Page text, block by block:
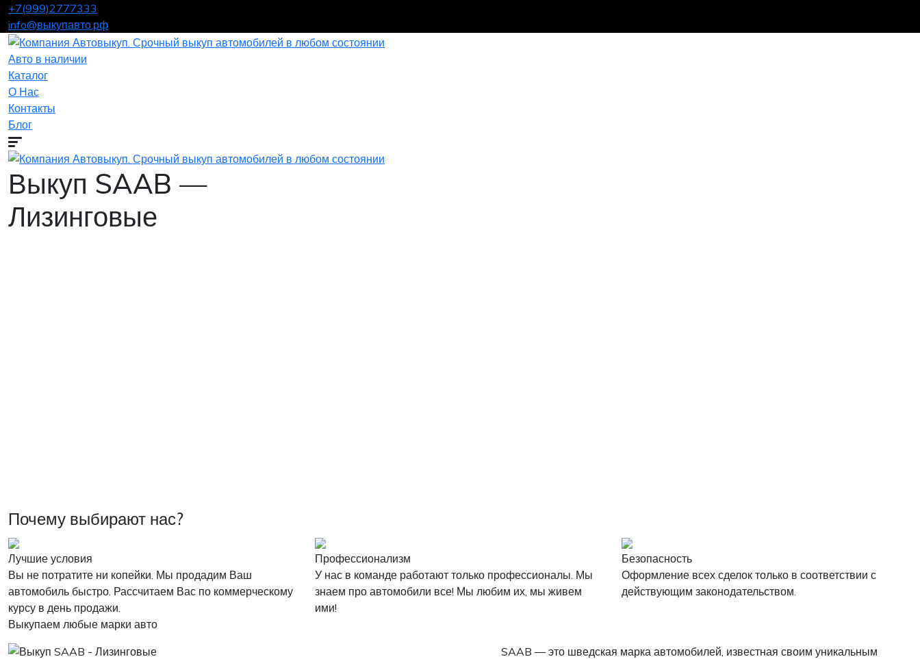
+7(999)2777333
info@выкупавто.рф
Авто в наличии
Каталог
О Нас
Контакты
Блог
Выкуп SAAB —
Лизинговые
Почему выбирают нас?
Лучшие условия
Вы не потратите ни копейки. Мы продадим Ваш
автомобиль быстро. Рассчитаем Вас по коммерческому
курсу в день продажи.
Профессионализм
У нас в команде работают только профессионалы. Мы
знаем про автомобили все! Мы любим их, мы живем
ими!
Безопасность
Оформление всех сделок только в соответствии с
действующим законодательством.
Выкупаем любые марки авто
SAAB — это шведская марка автомобилей, известная своим уникальным